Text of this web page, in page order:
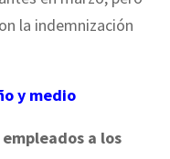
la indemnización
y medio
empleados a los